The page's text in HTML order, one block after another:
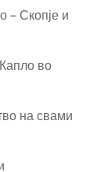
– Скопје и
во
на свами